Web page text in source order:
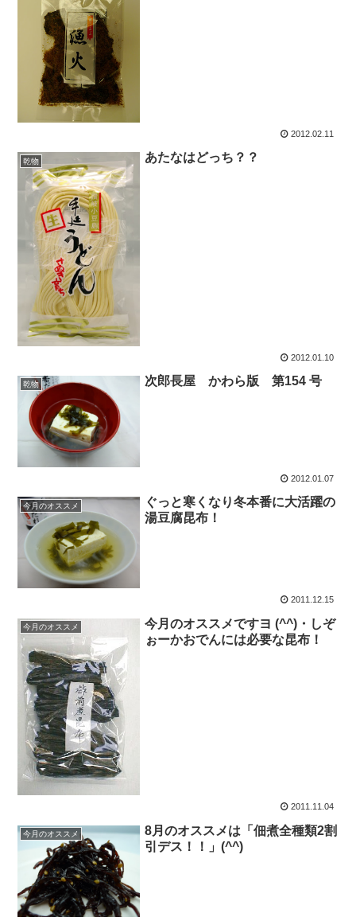
2012.02.11
乾物 あたなはどっち？？
2012.01.10
乾物 次郎長屋 かわら版 第154 号
2012.01.07
今月のオススメ
ぐっと寒くなり冬本番に大活躍の
湯豆腐昆布！
2011.12.15
今月のオススメ
今月のオススメですヨ (^^)・しぞ
ぉーかおでんには必要な昆布！
2011.11.04
今月のオススメ
8月のオススメは「佃煮全種類2割
引デス！！」(^^)